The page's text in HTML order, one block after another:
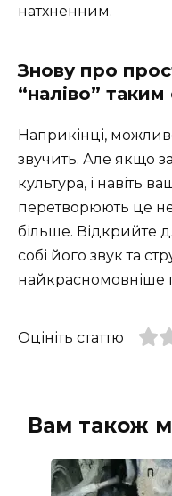
натхненним.
Знову про
“наліво”
Наприкінці,
звучить. Але якщо
культура, і навіть
перетворюють це
більше. Відкрийте
собі його звук та
найкрасномовніше
Оцініть статтю
Вам також